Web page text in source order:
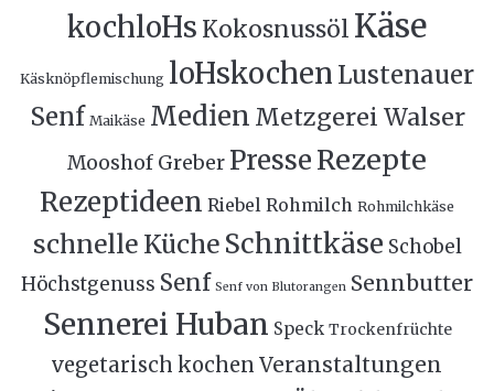
kochloHs Kokosnussöl Käse
Käsknöpflemischung loHskochen Lustenauer
Senf Maikäse Medien Metzgerei Walser
Mooshof Greber PresseRezepte
Rezeptideen Riebel Rohmilch Rohmilchkäse
schnelle Küche Schnittkäse Schobel
Höchstgenuss Senf Senf von Blutorangen Sennbutter
Sennerei Huban Speck Trockenfrüchte
vegetarisch kochen Veranstaltungen